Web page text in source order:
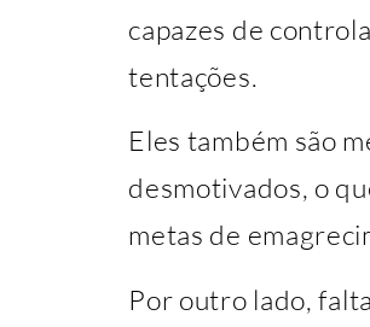
capazes de
tentações.
Eles também são
desmotivados, o
metas de
Por outro lado,